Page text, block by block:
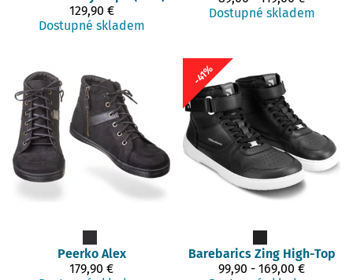
129,90 €
Dostupné skladem
Dostupné skladem
Peerko Alex
179,90 €
-41%
Barebarics Zing High-Top
99,90 - 169,00 €